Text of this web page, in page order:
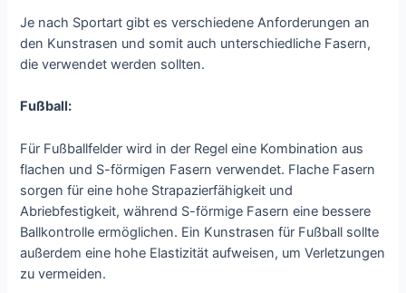
Je nach Sportart gibt es verschiedene Anforderungen an
den Kunstrasen und somit auch unterschiedliche Fasern,
die verwendet werden sollten.
Fußball:
Für Fußballfelder wird in der Regel eine Kombination aus
flachen und S-förmigen Fasern verwendet. Flache Fasern
sorgen für eine hohe Strapazierfähigkeit und
Abriebfestigkeit, während S-förmige Fasern eine bessere
Ballkontrolle ermöglichen. Ein Kunstrasen für Fußball sollte
außerdem eine hohe Elastizität aufweisen, um Verletzungen
zu vermeiden.